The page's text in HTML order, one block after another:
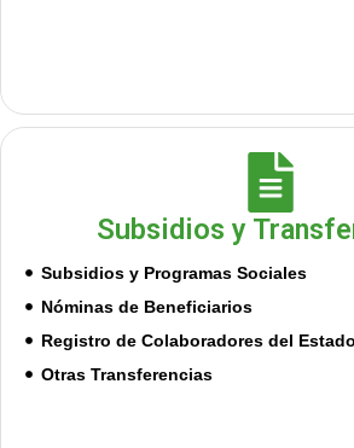
Subsidios y
Subsidios y Programas Sociales
Nóminas de Beneficiarios
Registro de Colaboradores del
Otras Transferencias